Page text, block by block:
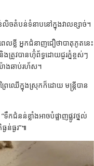
លិចតំបន់ទំនាបនៅក្នុងវាលខ្សាច់។
លខ្លី អ្នកជំនាញជឿថាបាតុភូតនេះ
ត្រូវបានហ៊ុំព័ទ្ធដោយជួរភ្នំខ្ពស់ៗ
ាងឆាប់រហ័ស។
ព្រៃឈើក្នុងស្រុកក៏ដោយ មន្ត្រីបាន
ជំនន់ខ្លាំងអាចបំផ្លាញផ្លូវថ្នល់
ន់ធ្ងរ”៕